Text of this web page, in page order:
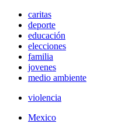
caritas
deporte
educación
elecciones
familia
jovenes
medio ambiente
violencia
Mexico